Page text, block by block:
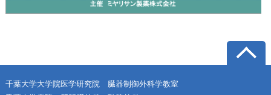
千葉大学大学院医学研究院 臓器制御外科学教室